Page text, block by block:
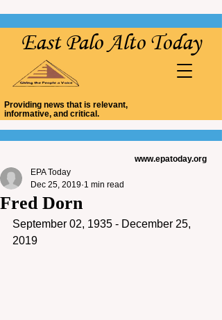
East Palo Alto Today
Providing news that is relevant,
informative, and critical.
www.epatoday.org
Fred Dorn
EPA Today
Dec 25, 2019 1 min read
September 02, 1935 - December 25,
2019